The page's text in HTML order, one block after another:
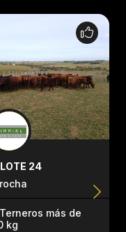
LOTE 24
rocha
Terneros más de
kg